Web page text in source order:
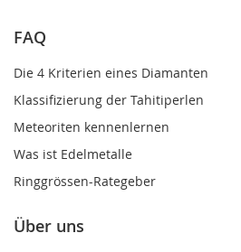
unseren
an:
FAQ
Die 4 Kriterien eines Diamanten
Klassifizierung der Tahitiperlen
Meteoriten kennenlernen
Was ist Edelmetalle
Ringgrössen-Rategeber
Über uns